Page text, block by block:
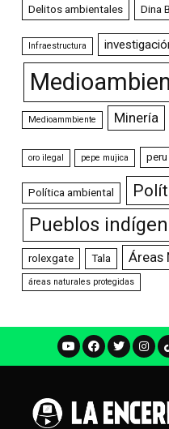
Delitos ambientales Dina
Infraestructura
Medioammbiente Minería
oro ilegal pepe mujica peru
Política ambiental
Pueblos
rolexgate Tala Áreas
áreas naturales protegidas